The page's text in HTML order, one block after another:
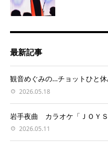
最新記事
観音めぐみの…チョットひと
2026.05.18
岩手夜曲 カラオケ「ＪＯＹＳ
2026.05.11